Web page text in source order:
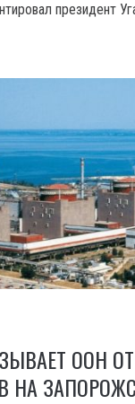
президент
ООН
НА